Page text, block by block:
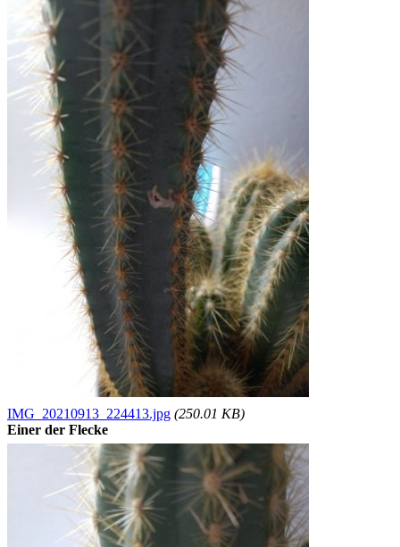
IMG_20210913_224413.jpg (250.01 KB)
Einer der Flecke